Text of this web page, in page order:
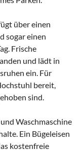
über einen
sogar einen
Frische
und lädt in
ein. Für
bereit,
sind.
Waschmaschine
Ein Bügeleisen
kostenfreie